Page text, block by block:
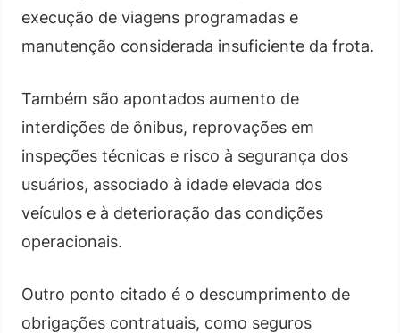
execução de viagens programadas e
manutenção considerada insuficiente da frota.
Também são apontados aumento de
interdições de ônibus, reprovações em
inspeções técnicas e risco à segurança dos
usuários, associado à idade elevada dos
veículos e à deterioração das condições
operacionais.
Outro ponto citado é o descumprimento de
obrigações contratuais, como seguros